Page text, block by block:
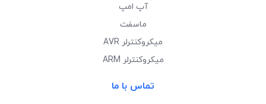
آپ امپ
ماسفت
میکروکنترلر AVR
میکروکنترلر ARM
تماس با ما